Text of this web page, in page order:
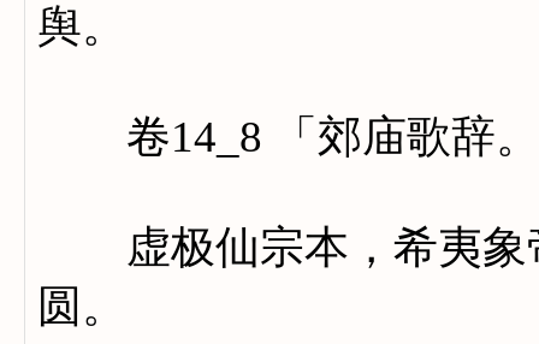
舆。
卷14_8 「郊庙歌辞。
虚极仙宗本，希夷象
圆。